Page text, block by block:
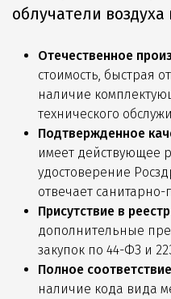
облучатели
Отечественное
стоимость, быстрая
наличие
технического
Подтвержденное
имеет действующее
удостоверение
отвечает
Присутствие в
дополнительные
закупок по 44-ФЗ и
Полное
наличие кода вида